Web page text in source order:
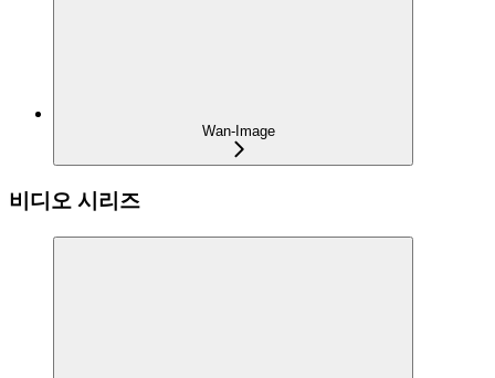
Wan-Image
비디오 시리즈